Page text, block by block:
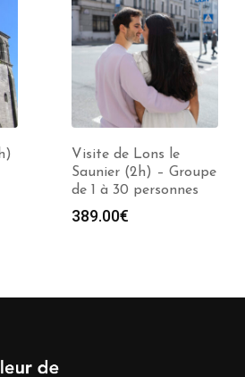
Visite de Lons le
Saunier (2h) – Groupe
de 1 à 30 personnes
389.00€